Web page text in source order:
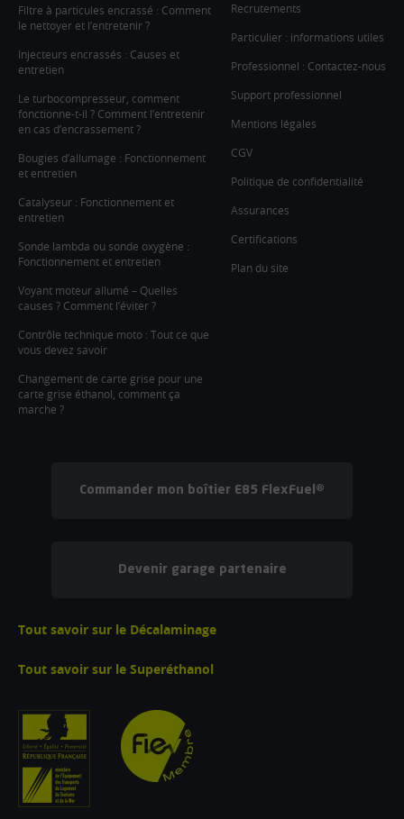
Filtre à particules encrassé : Comment
le nettoyer et l’entretenir ?
Injecteurs encrassés : Causes et
entretien
Le turbocompresseur, comment
fonctionne-t-il ? Comment l’entretenir
en cas d’encrassement ?
Bougies d’allumage : Fonctionnement
et entretien
Catalyseur : Fonctionnement et
entretien
Sonde lambda ou sonde oxygène :
Fonctionnement et entretien
Voyant moteur allumé – Quelles
causes ? Comment l’éviter ?
Contrôle technique moto : Tout ce que
vous devez savoir
Changement de carte grise pour une
carte grise éthanol, comment ça
marche ?
Recrutements
Particulier : informations utiles
Professionnel : Contactez-nous
Support professionnel
Mentions légales
CGV
Politique de confidentialité
Assurances
Certifications
Plan du site
Commander mon boîtier E85 FlexFuel®
Devenir garage partenaire
Tout savoir sur le Décalaminage
Tout savoir sur le Superéthanol